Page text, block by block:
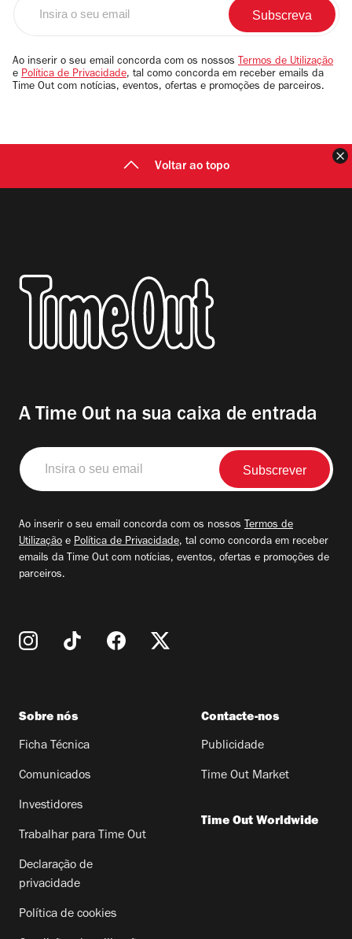
email
Ao inserir o seu email concorda com os nossos Termos de Utilização
e Política de Privacidade, tal como concorda em receber emails da
Time Out com notícias, eventos, ofertas e promoções de parceiros.
Voltar ao topo
A Time Out na sua caixa de entrada
Insira
o
seu
Ao inserir o seu email concorda com os nossos Termos de
Utilização e Política de Privacidade, tal como concorda em receber
emails da Time Out com notícias, eventos, ofertas e promoções de
parceiros.
Sobre nós
Ficha Técnica
Comunicados
Investidores
Trabalhar para Time Out
Declaração de
privacidade
Política de cookies
Contacte-nos
Publicidade
Time Out Market
Time Out Worldwide